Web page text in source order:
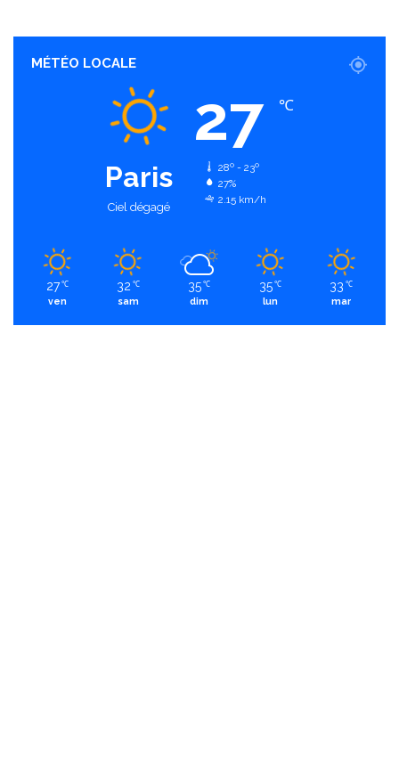
MÉTÉO LOCALE
Paris
Ciel dégagé
27 ℃
28º - 23º
27%
2.15 km/h
27 ℃
ven
32 ℃
sam
35 ℃
dim
35 ℃
lun
33 ℃
mar